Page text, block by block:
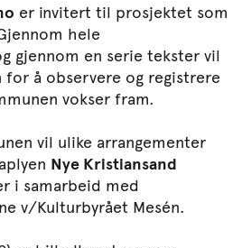
er invitert til prosjektet som
hele
gjennom en serie tekster vil
for å observere og registrere
vokser fram.
vil ulike arrangementer
Nye Kristiansand
i samarbeid med
v/Kulturbyrået Mesén.